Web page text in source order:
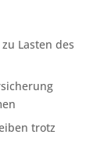
Lasten des
trotz